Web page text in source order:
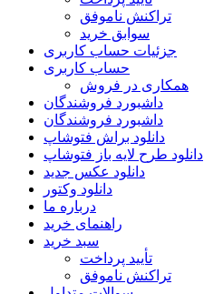
تراکنش ناموفق
سوابق خرید
جزئیات حساب کاربری
حساب کاربری
همکاری در فروش
داشبورد فروشندگان
داشبورد فروشندگان
دانلود براش فتوشاپ
دانلود طرح لایه باز فتوشاپ
دانلود عکس جدید
دانلود وکتور
درباره ما
راهنمای خرید
سبد خرید
تأیید پرداخت
تراکنش ناموفق